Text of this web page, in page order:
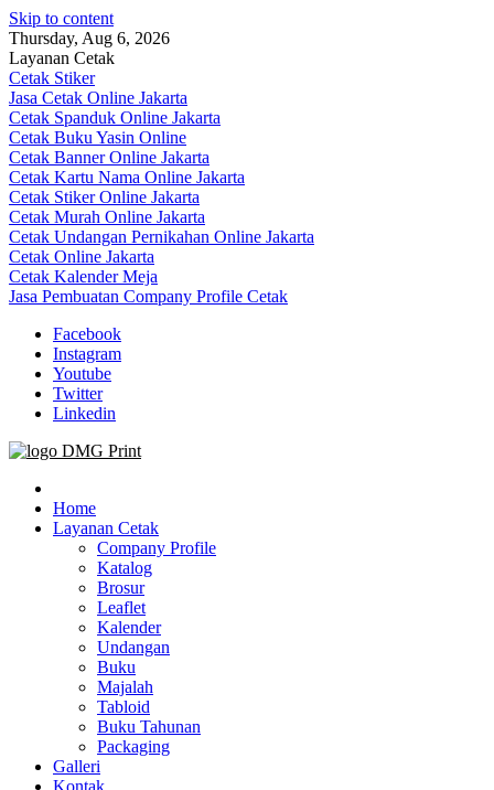
Skip to content
Thursday, Aug 6, 2026
Layanan Cetak
Cetak Stiker
Jasa Cetak Online Jakarta
Cetak Spanduk Online Jakarta
Cetak Buku Yasin Online
Cetak Banner Online Jakarta
Cetak Kartu Nama Online Jakarta
Cetak Stiker Online Jakarta
Cetak Murah Online Jakarta
Cetak Undangan Pernikahan Online Jakarta
Cetak Online Jakarta
Cetak Kalender Meja
Jasa Pembuatan Company Profile Cetak
Facebook
Instagram
Youtube
Twitter
Linkedin
Jasa Cetak Online DMG Printing
Home
Layanan Cetak
Company Profile
Katalog
Brosur
Leaflet
Kalender
Undangan
Buku
Majalah
Tabloid
Buku Tahunan
Packaging
Galleri
Kontak